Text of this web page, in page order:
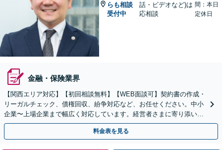
らも相談
受付中
話・ビデオなど)は
応相談
間：本日
定休日
金融・保険業界
【関西エリア対応】【初回相談無料】【WEB面談可】契約書の作成・
リーガルチェック、債権回収、紛争対応など、お任せください。中小
企業〜上場企業まで幅広く対応しています。経営者さまに寄り添い、
背中を後押しできるよう尽力いたします。
料金表を見る